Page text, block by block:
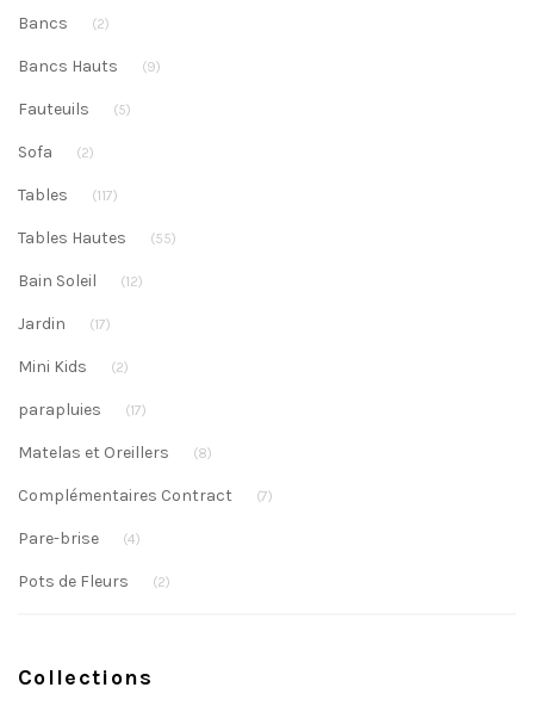
Bancs (2)
Bancs Hauts (9)
Fauteuils (5)
Sofa (2)
Tables (117)
Tables Hautes (55)
Bain Soleil (12)
Jardin (17)
Mini Kids (2)
parapluies (17)
Matelas et Oreillers (8)
Complémentaires Contract (7)
Pare-brise (4)
Pots de Fleurs (2)
Collections